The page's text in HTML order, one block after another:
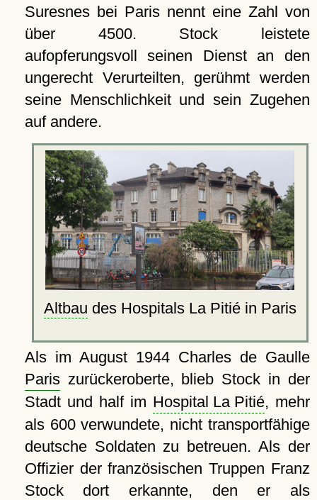
Suresnes bei Paris nennt eine Zahl von
über 4500. Stock leistete
aufopferungsvoll seinen Dienst an den
ungerecht Verurteilten, gerühmt werden
seine Menschlichkeit und sein Zugehen
auf andere.
Altbau des Hospitals La Pitié in Paris
Als im August 1944 Charles de Gaulle
Pariszurückeroberte, blieb Stock in der
Stadt und half im Hospital La Pitié, mehr
als 600 verwundete, nicht transportfähige
deutsche Soldaten zu betreuen. Als der
Offizier der französischen Truppen Franz
Stock dort erkannte, den er als